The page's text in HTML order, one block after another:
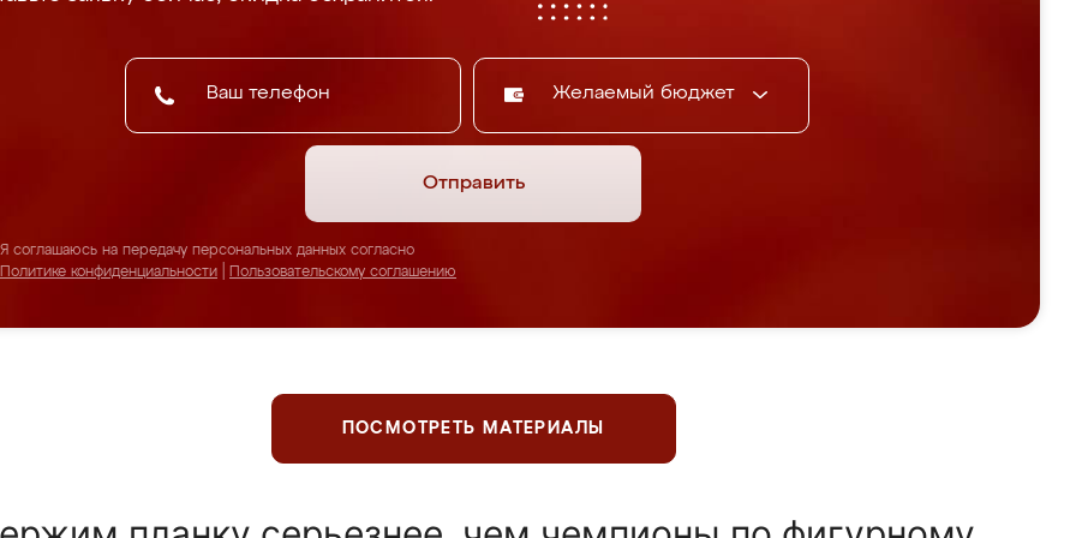
Желаемый бюджет
Отправить
Я соглашаюсь на передачу персональных данных согласно
Политике конфиденциальности
Пользовательскому соглашению
ПОСМОТРЕТЬ МАТЕРИАЛЫ